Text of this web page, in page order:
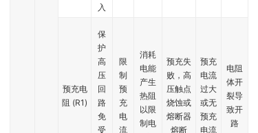
入
预充电
阻 (R1)
保
护
高
压
回
路
免
受
限
制
预
充
电
流
消耗
电能
产生
热阻
以限
制电
预充失
败，高
压触点
烧蚀或
熔断器
熔断
预充
电流
过大
或无
预充
电流
电阻
体开
裂导
致开
路